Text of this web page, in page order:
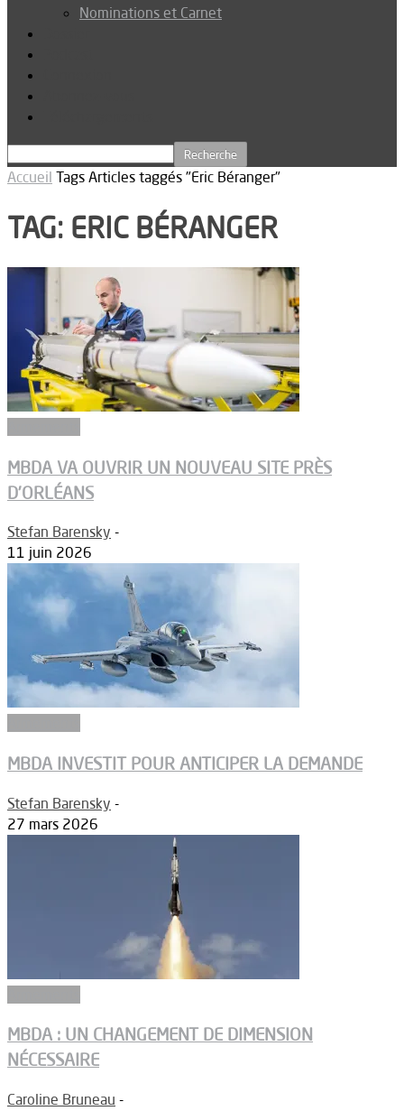
Nominations et Carnet
Accueil Tags Articles taggés "Eric Béranger"
TAG: ERIC BÉRANGER
MBDA VA OUVRIR UN NOUVEAU SITE PRÈS
D’ORLÉANS
Stefan Barensky -
11 juin 2026
MBDA INVESTIT POUR ANTICIPER LA DEMANDE
Stefan Barensky -
27 mars 2026
MBDA : UN CHANGEMENT DE DIMENSION
NÉCESSAIRE
Caroline Bruneau -